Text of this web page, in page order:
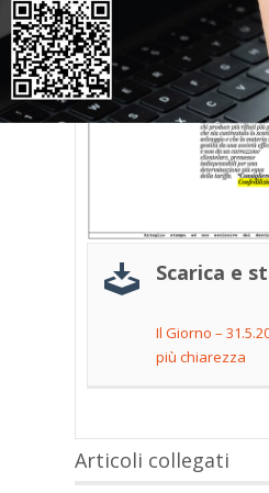
Scarica e
Il Giorno –
più chiarezza
Articoli collegati